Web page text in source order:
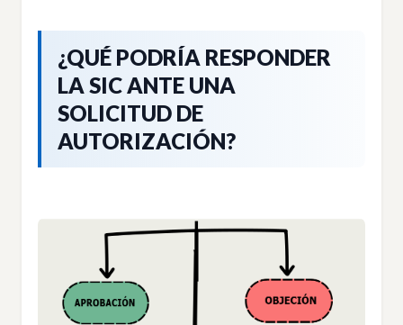
¿QUÉ PODRÍA RESPONDER
LA SIC ANTE UNA
SOLICITUD DE
AUTORIZACIÓN?